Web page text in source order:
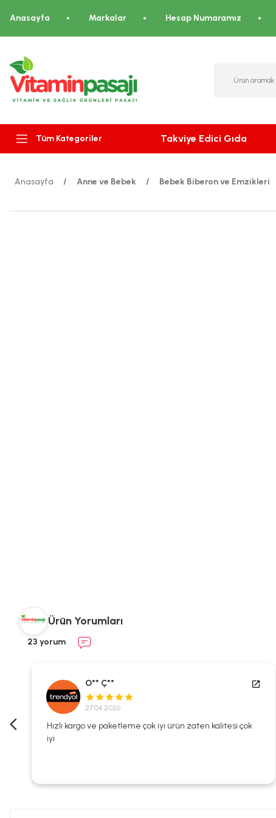
Anasayfa Markalar Hesap Numaramız
Tüm Kategoriler Takviye Edici Gıda
Anasayfa Anne ve Bebek Bebek Biberon ve Emzikleri
Ürün Yorumları
23 yorum
O** Ç**
27.04.2026
Hızlı kargo ve paketleme çok iyi ürün zaten kalitesi çok
iyi